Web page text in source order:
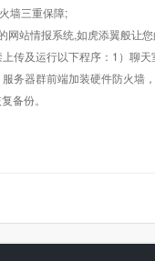
墙三重保障;
站情报系统,如虎添翼般让
及运行以下程序：1）聊
器群前端加装硬件防火墙
备份。